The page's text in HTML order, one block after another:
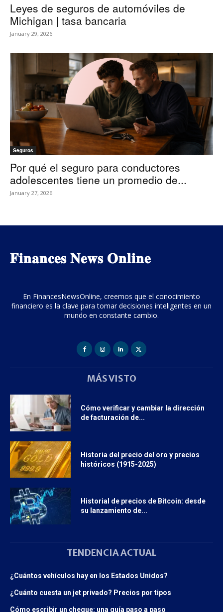
Leyes de seguros de automóviles de
Michigan | tasa bancaria
January 29, 2026
Seguros
Por qué el seguro para conductores
adolescentes tiene un promedio de...
January 27, 2026
𝐅𝐢𝐧𝐚𝐧𝐜𝐞𝐬 𝐍𝐞𝐰𝐬 𝐎𝐧𝐥𝐢𝐧𝐞
En FinancesNewsOnline, creemos que el conocimiento
financiero es la clave para tomar decisiones inteligentes en un
mundo en constante cambio.
MÁS VISTO
Cómo verificar y cambiar la dirección
de facturación de...
Historia del precio del oro y precios
históricos (1915-2025)
Historial de precios de Bitcoin: desde
su lanzamiento de...
TENDENCIA ACTUAL
¿Cuántos vehículos hay en los Estados Unidos?
¿Cuánto cuesta un jet privado? Precios por tipos
Cómo escribir un cheque: una guía paso a paso